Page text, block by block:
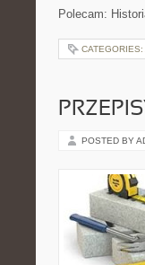
Polecam:
CATEGORIES:
POSTED BY